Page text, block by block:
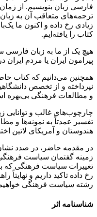
ترجمه‌های متعاقب آن به
زیادی رخ داده و اکنون ما
کتاب را یافته‌ایم.
هیچ یک از ما به زبان
پیرامون ایران یا مردم
همچنین می‌دانیم که کتاب
نپرداخته و از تخصص
و مطالعات فرهنگی بی‌بهره
چارچوب‌های غالب و توانایی
تفسیر عمدتاً به نمونه‌ها و
هندوستان و آمریکای لاتین
در مقدمه حاضر، در صدد
زمینه گفتمان سیاست
رخ داده تاکید داریم و نهایتاً
رشته سیاست فرهنگی
شناسنامه اثر